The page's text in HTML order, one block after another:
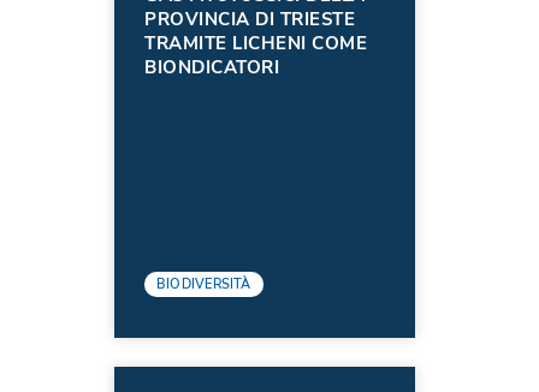
PROVINCIA DI TRIESTE
TRAMITE LICHENI COME
BIONDICATORI
BIODIVERSITÀ